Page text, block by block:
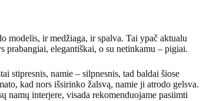
modelis, ir medžiaga, ir spalva. Tai ypač aktualu
prabangiai, elegantiškai, o su netinkamu – pigiai.
stipresnis, namie – silpnesnis, tad baldai šiose
kad nors išsirinko žalsvą, namie ji atrodo gelsva.
namų interjere, visada rekomenduojame pasiimti